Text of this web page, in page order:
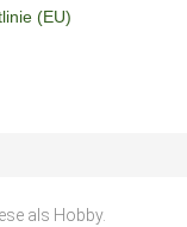
(EU)
als Hobby.